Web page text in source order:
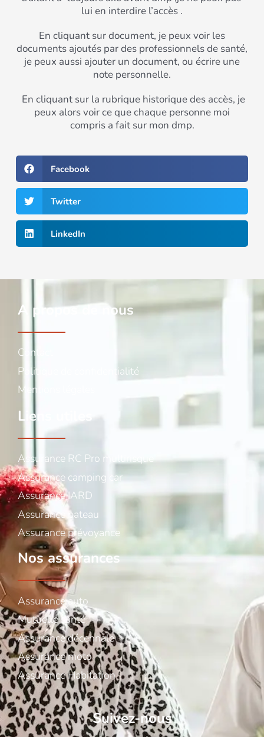
lui en interdire l’accès .
En cliquant sur document, je peux voir les
documents ajoutés par des professionnels de santé,
je peux aussi ajouter un document, ou écrire une
note personnelle.
En cliquant sur la rubrique historique des accès, je
peux alors voir ce que chaque personne moi
compris a fait sur mon dmp.
Facebook
Twitter
LinkedIn
A propos de nous
Contact
Politique de confidentialité
Mentions légales
Liens utiles
Assurance RC Pro multirisque
Assurance camping car
Assurance IARD
Assurance bateau
Assurance prévoyance
Nos assurances
Assurance auto
Mutuelle santé
Assurance décennale
Assurance moto
Assurance Habitation
Suivez-nous